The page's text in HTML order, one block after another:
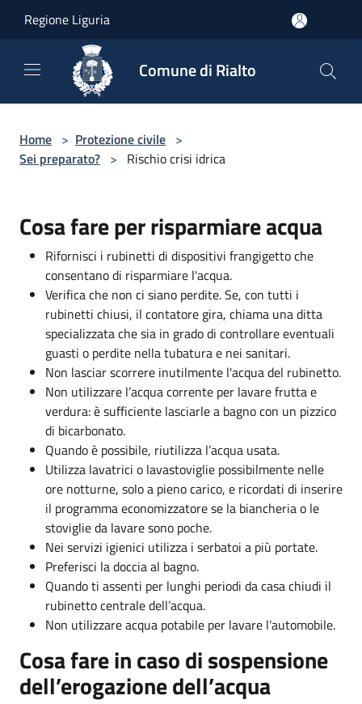
Regione Liguria
Comune di Rialto
Home > Protezione civile >
Sei preparato? > Rischio crisi idrica
Cosa fare per risparmiare acqua
Rifornisci i rubinetti di dispositivi frangigetto che
consentano di risparmiare l'acqua.
Verifica che non ci siano perdite. Se, con tutti i
rubinetti chiusi, il contatore gira, chiama una ditta
specializzata che sia in grado di controllare eventuali
guasti o perdite nella tubatura e nei sanitari.
Non lasciar scorrere inutilmente l'acqua del rubinetto.
Non utilizzare l’acqua corrente per lavare frutta e
verdura: è sufficiente lasciarle a bagno con un pizzico
di bicarbonato.
Quando è possibile, riutilizza l’acqua usata.
Utilizza lavatrici o lavastoviglie possibilmente nelle
ore notturne, solo a pieno carico, e ricordati di inserire
il programma economizzatore se la biancheria o le
stoviglie da lavare sono poche.
Nei servizi igienici utilizza i serbatoi a più portate.
Preferisci la doccia al bagno.
Quando ti assenti per lunghi periodi da casa chiudi il
rubinetto centrale dell’acqua.
Non utilizzare acqua potabile per lavare l’automobile.
Cosa fare in caso di sospensione
dell’erogazione dell’acqua